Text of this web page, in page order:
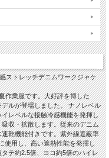
ストレッチデニムワークジャケ
作業服です。大好評を博した
ルが登場しました。 ナノレベル
レベルな接触冷感機能を発揮し
収・拡散します。従来のデニム
乾機能付きです。紫外線遮蔽率
使用し、高い遮熱性能を発揮し
テ約2.5倍、ヨコ約5倍のハイレ